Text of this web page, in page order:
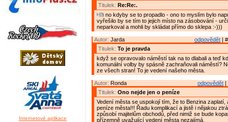
Internetové aplikace
Titulek: Re:Re:.
no kdyby se to propadlo - ono to myslím bylo
vyřešilo by se tím to jejich místo na zásobování -
neparkoval a mohli by skládat přímo do sklepa :-)))
odpovědět |
Autor: Jarda
Titulek: To je pravda
když se opravovalo náměstí tak na to dlabali a teď
komunální volby by spásně zachraňovali náměstí?
ze všech stran! To je vedení našeho města.
odpovědět |
Autor: Ronda
Titulek: Ono nejde jen o peníze
Vedení města se uspokojí tím, že to Benzina zaplatí,
peníze města!!! Řadu komplikací a jistě i nějakou
způsobí majitelům obchodů, před nimiž se bude
přízemně uvažující vedení města nezajímá.